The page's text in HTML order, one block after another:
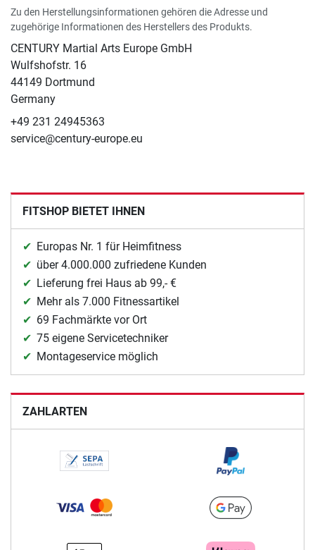
Zu den Herstellungsinformationen gehören die Adresse und
zugehörige Informationen des Herstellers des Produkts.
CENTURY Martial Arts Europe GmbH
Wulfshofstr. 16
44149 Dortmund
Germany
+49 231 24945363
service@century-europe.eu
FITSHOP BIETET IHNEN
Europas Nr. 1 für Heimfitness
über 4.000.000 zufriedene Kunden
Lieferung frei Haus ab 99,- €
Mehr als 7.000 Fitnessartikel
69 Fachmärkte vor Ort
75 eigene Servicetechniker
Montageservice möglich
ZAHLARTEN